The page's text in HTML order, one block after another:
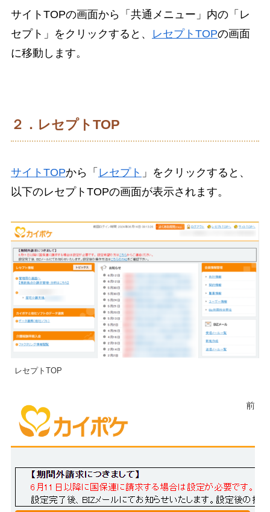
サイトTOPの画面から「共通メニュー」内の「レ
セプト」をクリックすると、 レセプトTOPの画面
に移動します。
２．レセプトTOP
サイトTOPから「 レセプト 」をクリックすると、
以下のレセプトTOPの画面が表示されます。
レセプトTOP